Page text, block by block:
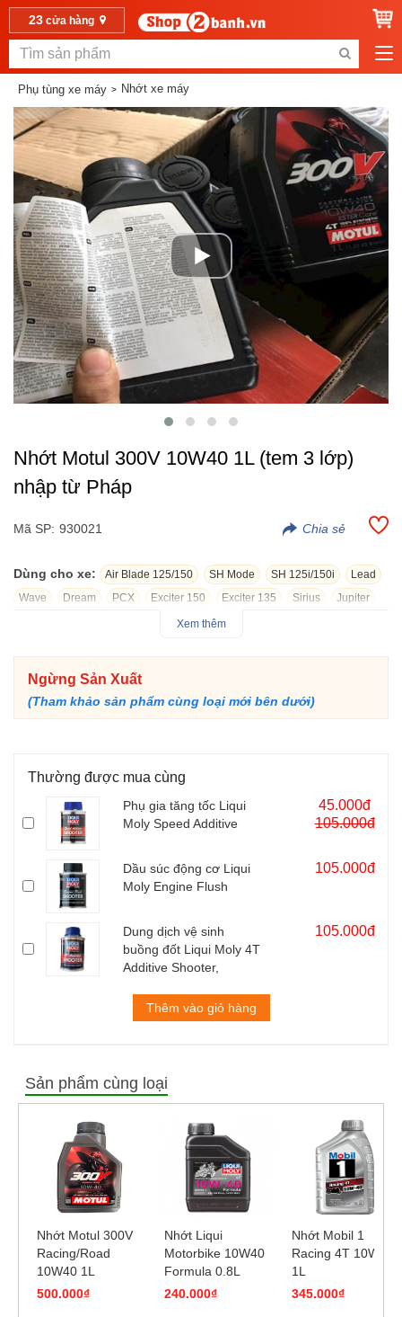
23cửa hàng
Phụ tùng xe máy Nhớt xe máy
Nhớt Motul 300V 10W40 1L (tem 3 lớp)
nhập từ Pháp
Mã SP: 930021
Dùng cho xe: Air Blade 125/150 SH Mode SH 125i/150i
Lead
Wave
Dream PCX Exciter 150 Exciter 135 Sirius
Jupiter
Elizabeth Z1000
cao dành cho xe mô tô phân khối lớn như: Exciter 150, msx
125, raider 150, fz 150i, kawasaki z1000,...
Nhớt Motul 300V Pháp 10W40 1L tối ưu hóa công suất động cơ
và bảo vệ động cơ một cách hoàn hảo.
Motul 300v loại tem 3 lớp nhập khẩu 100% từ Pháp.
Xem thêm
Ngừng Sản Xuất
(Tham khảo sản phẩm cùng loại mới bên dưới)
Thường được mua cùng
Phụ gia tăng tốc Liqui
Moly Speed Additive
45.000đ
105.000đ
Dầu súc động cơ Liqui
Moly Engine Flush
105.000đ
Dung dịch vệ sinh
buồng đốt Liqui Moly 4T
Additive Shooter,
105.000đ
Thêm vào giỏ hàng
Sản phẩm cùng loại
Nhớt Motul 300V
Racing/Road
10W40 1L
500.000₫
Nhớt Liqui
Motorbike 10W40
Formula 0.8L
240.000₫
Nhớt Mobil 1
Racing 4T 10W40
1L
345.000₫